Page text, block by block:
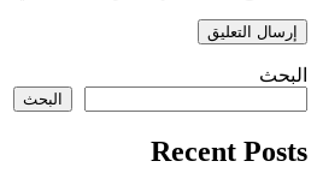
البحث
البحث
Recent Posts